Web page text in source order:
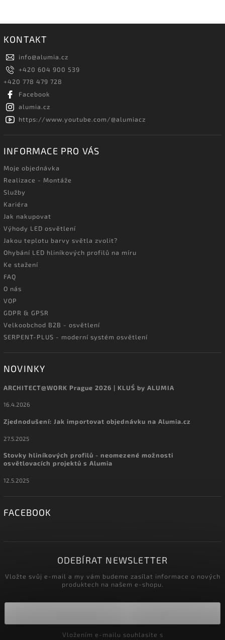
KONTAKT
info@alumia.cz
+420 604 900 539
+420 778 479 728
Facebook
alumia.cz
https://www.youtube.com/@alumiacz
INFORMACE PRO VÁS
Moje objednávka
Realizace - Montáže
Služby
Kariéra
Jak nakupovat
Výhody LED osvětlení
Jakou teplotu barvy světla zvolit?
Ohybání LED hliníkových profilů na míru
Ke stažení
FAQ
O nás
VOP
GDPR & GPSR
Velkoobchod B2B - osvětlení
SERPENT-PLUS - moderní systém osvětlení
NOVINKY
ARCHITECT@WORK Prague 2026 | KLUŚ by ALUMIA
16.4.2026
Zjednodušení: Jak importovat objednávku na Alumia.cz
27.5.2025
Stovky hliníkových profilů - neomezené možnosti
osvětlovacích projektů s Alumia
12.5.2025
FACEBOOK
ODEBÍRAT NEWSLETTER
Vložte svůj e-mail a my vám budeme zasílat informace o nových
produktech na našem e-shopu.